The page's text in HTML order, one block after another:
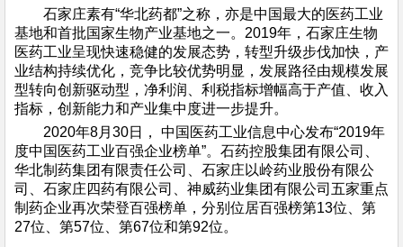
石家庄素有“华北药都”之称，亦是中国最大的医药工业
基地和首批国家生物产业基地之一。2019年，石家庄生物
医药工业呈现快速稳健的发展态势，转型升级步伐加快，产
业结构持续优化，竞争比较优势明显，发展路径由规模发展
型转向创新驱动型，净利润、利税指标增幅高于产值、收入
指标，创新能力和产业集中度进一步提升。
2020年8月30日， 中国医药工业信息中心发布“2019年
度中国医药工业百强企业榜单”。石药控股集团有限公司、
华北制药集团有限责任公司、石家庄以岭药业股份有限公
司、石家庄四药有限公司、神威药业集团有限公司五家重点
制药企业再次荣登百强榜单，分别位居百强榜第13位、第
27位、第57位、第67位和第92位。